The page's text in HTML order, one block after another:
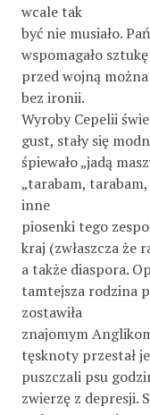
wcale tak
być nie musiało.
wspomagało
przed wojną
bez ironii.
Wyroby Cepelii
gust, stały się
śpiewało „jadą
„tarabam,
inne
piosenki tego
kraj (zwłaszcza że
a także diaspora.
tamtejsza rodzina
zostawiła
znajomym
tęsknoty przestał
puszczali psu
zwierzę z depresji.